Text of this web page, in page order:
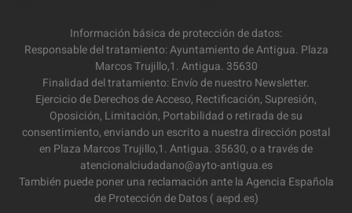
Información básica de protección de datos:
Responsable del tratamiento: Ayuntamiento de Antigua. Plaza
Marcos Trujillo,1. Antigua. 35630
Finalidad del tratamiento: Envío de nuestro Newsletter.
Ejercicio de Derechos de Acceso, Rectificación, Supresión,
Oposición, Limitación, Portabilidad o retirada de su
consentimiento, enviando un escrito a nuestra dirección postal
en Plaza Marcos Trujillo,1. Antigua. 35630, o a través de
atencionalciudadano@ayto-antigua.es
También puede poner una reclamación ante la Agencia Española
de Protección de Datos ( aepd.es)